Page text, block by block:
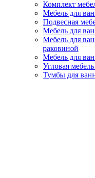
Комплект
Мебель для
Подвесная
Мебель для
Мебель для
раковиной
Мебель для
Угловая
Тумбы для